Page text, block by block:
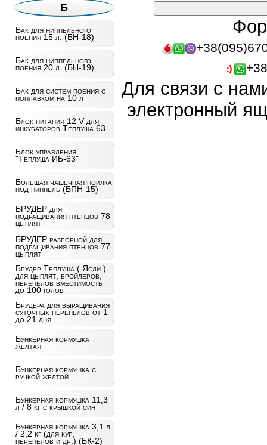
Б
Бак для ниппельного
поения 15 л. (БН-18)
Бак для ниппельного
поения 20 л. (БН-19)
Бак для систем поения с
поплавком на 10 л
Блок питания 12 V для
инкубаторов Теплуша 63
Блок управления
"Теплуша ИБ-63"
Большая чашечная поилка
под ниппель (БПН-15)
БРУДЕР для
подращивания птенцов 78
цыплят
БРУДЕР разборной для
подращивания птенцов 77
цыплят
Брудер Теплуша ( Ясли )
для цыплят, бройлеров,
перепелов вместимость
до 100 голов
Брудера для выращивания
суточных перепелов от 1
до 21 дня
Бункерная кормушка
желтая
Бункерная кормушка с
ручкой желтой
Бункерная кормушка 11,3
л / 8 кг с крышкой син
Бункерная кормушка 3,1 л
/ 2,2 кг (для кур,
перепелов и др.) (БК-2)
Для связи с
электронный